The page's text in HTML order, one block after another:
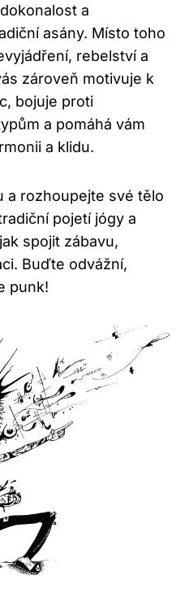
​a
asány. ⁢Místo toho
rebelství a
zároveň motivuje k
bojuje proti
a pomáhá vám
a klidu.
a rozhoupejte⁣ své tělo
pojetí jógy a⁤
spojit ‌zábavu,
Buďte odvážní,
punk!